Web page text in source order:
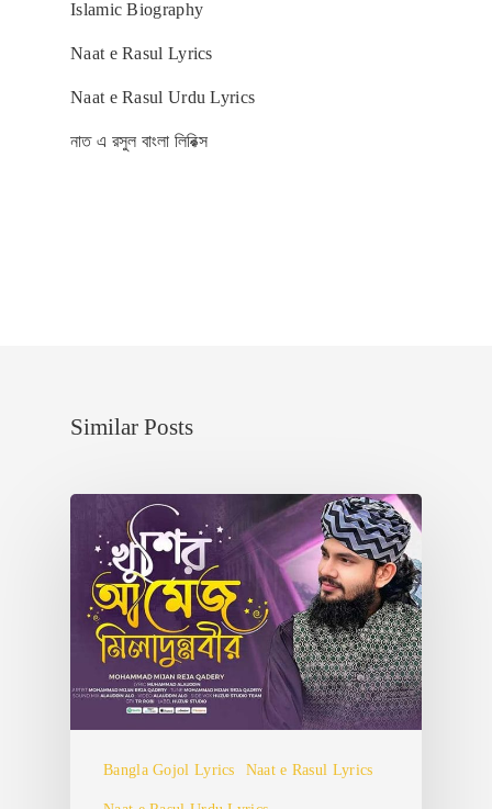
Islamic Biography
Naat e Rasul Lyrics
Naat e Rasul Urdu Lyrics
নাত এ রসুল বাংলা লিরিক্স
Similar Posts
Bangla Gojol Lyrics Naat e Rasul Lyrics